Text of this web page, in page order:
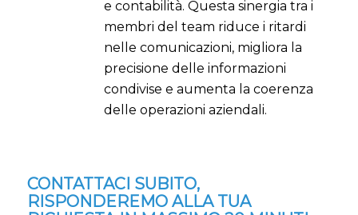
e contabilità. Questa sinergia tra i
membri del team riduce i ritardi
nelle comunicazioni, migliora la
precisione delle informazioni
condivise e aumenta la coerenza
delle operazioni aziendali.
CONTATTACI SUBITO,
RISPONDEREMO ALLA TUA